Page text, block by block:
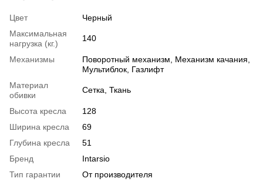
Цвет
Черный
Максимальная
нагрузка (кг.)
140
Механизмы
Поворотный механизм, Механизм качания,
Мультиблок, Газлифт
Материал
обивки
Сетка, Ткань
Высота кресла
128
Ширина кресла
69
Глубина кресла
51
Бренд
Intarsio
Тип гарантии
От производителя